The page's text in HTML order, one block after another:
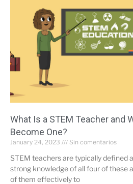
What Is a STEM Teacher and
Become One?
January 24, 2023 Sin comentarios
STEM teachers are typically defined
strong knowledge of all four of these
of them effectively to